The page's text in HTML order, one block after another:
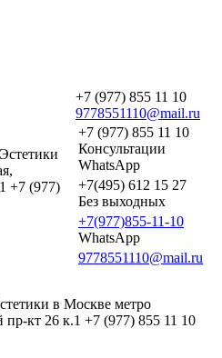
+7 (977)
+7 (977) 855 11 10
9778551110@mail.ru
+7 (977) 855 11 10
Консультации
WhatsApp
+7(495) 612 15 27
Без выходных
+7(977)855-11-10
WhatsApp
9778551110@mail.ru
в Москве метро
пр-кт 26 к.1 +7 (977) 855 11 10